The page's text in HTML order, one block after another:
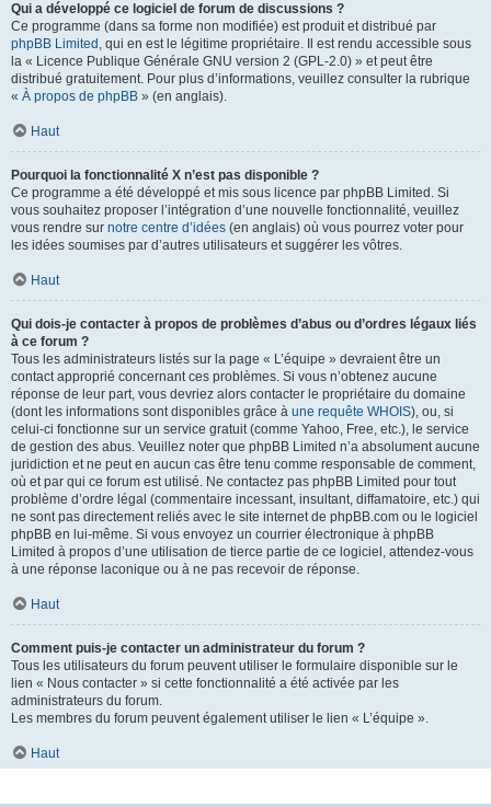
Qui a développé ce logiciel de forum de discussions ?
Ce programme (dans sa forme non modifiée) est produit et distribué par
phpBB Limited , qui en est le légitime propriétaire. Il est rendu accessible sous
la « Licence Publique Générale GNU version 2 (GPL-2.0) » et peut être
distribué gratuitement. Pour plus d’informations, veuillez consulter la rubrique
« À propos de phpBB » (en anglais).
Haut
Pourquoi la fonctionnalité X n’est pas disponible ?
Ce programme a été développé et mis sous licence par phpBB Limited. Si
vous souhaitez proposer l’intégration d’une nouvelle fonctionnalité, veuillez
vous rendre sur notre centre d’idées (en anglais) où vous pourrez voter pour
les idées soumises par d’autres utilisateurs et suggérer les vôtres.
Haut
Qui dois-je contacter à propos de problèmes d’abus ou d’ordres légaux liés
à ce forum ?
Tous les administrateurs listés sur la page « L’équipe » devraient être un
contact approprié concernant ces problèmes. Si vous n’obtenez aucune
réponse de leur part, vous devriez alors contacter le propriétaire du domaine
(dont les informations sont disponibles grâce à une requête WHOIS), ou, si
celui-ci fonctionne sur un service gratuit (comme Yahoo, Free, etc.), le service
de gestion des abus. Veuillez noter que phpBB Limited n’a absolument aucune
juridiction et ne peut en aucun cas être tenu comme responsable de comment,
où et par qui ce forum est utilisé. Ne contactez pas phpBB Limited pour tout
problème d’ordre légal (commentaire incessant, insultant, diffamatoire, etc.) qui
ne sont pas directement reliés avec le site internet de phpBB.com ou le logiciel
phpBB en lui-même. Si vous envoyez un courrier électronique à phpBB
Limited à propos d’une utilisation de tierce partie de ce logiciel, attendez-vous
à une réponse laconique ou à ne pas recevoir de réponse.
Haut
Comment puis-je contacter un administrateur du forum ?
Tous les utilisateurs du forum peuvent utiliser le formulaire disponible sur le
lien « Nous contacter » si cette fonctionnalité a été activée par les
administrateurs du forum.
Les membres du forum peuvent également utiliser le lien « L’équipe ».
Haut